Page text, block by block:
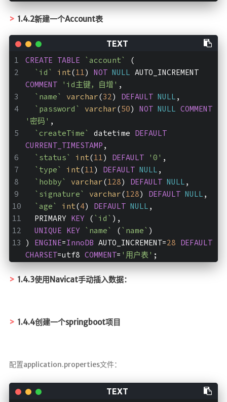
1.4.2新建一个Account表
CREATE TABLE `account`
(
`id`
int(11) NOT NULL
AUTO_INCREMENT
COMMENT
'id主键，自增' ,
`name`
varchar(32) DEFAULT NULL ,
`password`
varchar(50) NOT NULL COMMENT
'密码' ,
`createTime`
datetime DEFAULT
CURRENT_TIMESTAMP ,
`status`
int(11) DEFAULT '0' ,
`type`
int(11) DEFAULT NULL ,
`hobby`
varchar(128) DEFAULT NULL ,
`signature`
varchar(128) DEFAULT NULL ,
`age`
int(4) DEFAULT NULL ,
  PRIMARY
KEY ( `id` ),
UNIQUE KEY `name` ( `name` )
) ENGINE=InnoDB AUTO_INCREMENT=28 DEFAULT
CHARSET=utf8 COMMENT= '用户表' ;
1.4.3使用Navicat手动插入数据：
1.4.4创建一个springboot项目
配置application.properties文件：